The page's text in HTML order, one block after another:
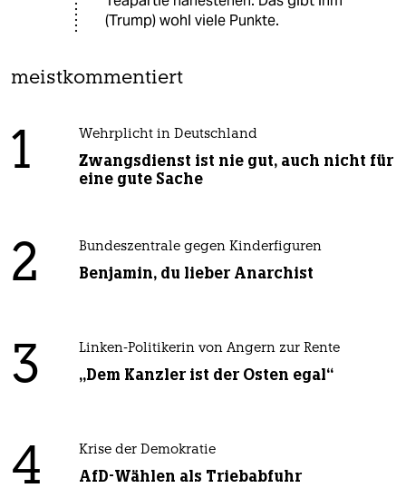
(Trump) wohl viele Punkte.
meistkommentiert
1 Wehrplicht in Deutschland
Zwangsdienst ist nie gut, auch nicht für
eine gute Sache
2 Bundeszentrale gegen Kinderfiguren
Benjamin, du lieber Anarchist
3 Linken-Politikerin von Angern zur Rente
„Dem Kanzler ist der Osten egal“
4 Krise der Demokratie
AfD-Wählen als Triebabfuhr